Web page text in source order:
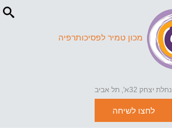
מכון טמיר לפסיכותרפיה
נחלת יצחק 32א', תל אביב
לחצו לשיחה